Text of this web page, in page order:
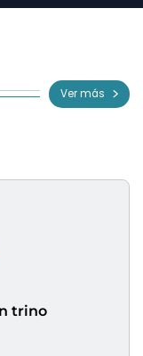
Ver más
trino